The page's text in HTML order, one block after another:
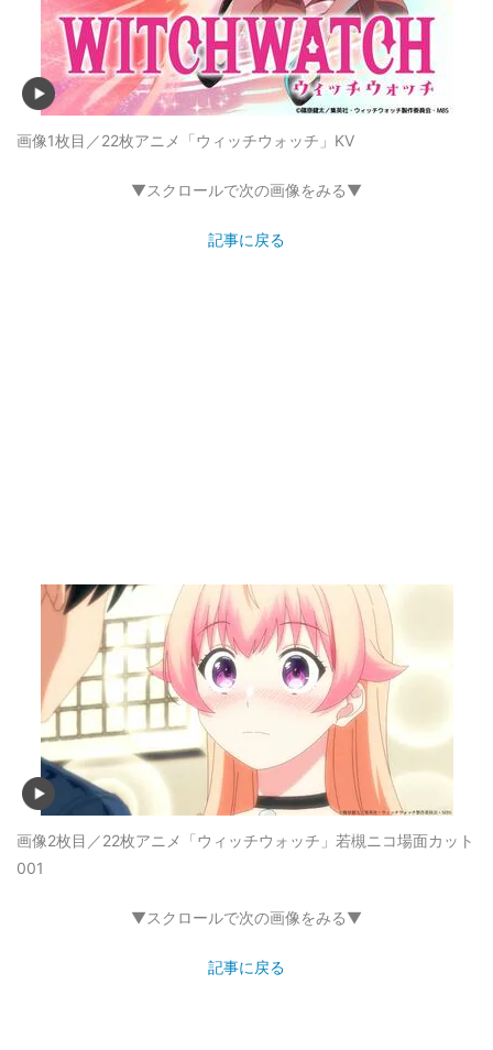
画像1枚目／22枚アニメ「ウィッチウォッチ」KV
▼スクロールで次の画像をみる▼
記事に戻る
画像2枚目／22枚アニメ「ウィッチウォッチ」若槻ニコ場面カット
001
▼スクロールで次の画像をみる▼
記事に戻る